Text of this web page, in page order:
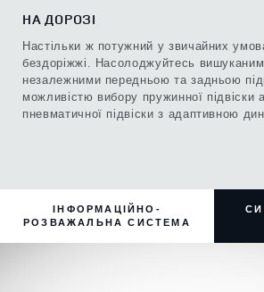
НА ДОРОЗІ
Настільки ж потужний у звичайних
бездоріжжі. Насолоджуйтесь
незалежними передньою та задньою
можливістю вибору пружинної підвіски
пневматичної підвіски з адаптивною
ІНФОРМАЦІЙНО-
РОЗВАЖАЛЬНА СИСТЕМА